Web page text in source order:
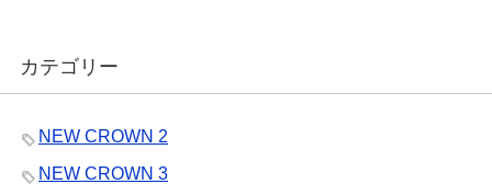
カテゴリー
NEW CROWN 2
NEW CROWN 3